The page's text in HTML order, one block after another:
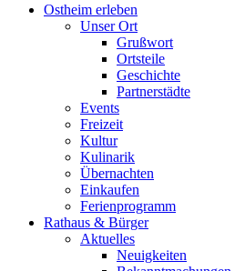
Ostheim erleben
Unser Ort
Grußwort
Ortsteile
Geschichte
Partnerstädte
Events
Freizeit
Kultur
Kulinarik
Übernachten
Einkaufen
Ferienprogramm
Rathaus & Bürger
Aktuelles
Neuigkeiten